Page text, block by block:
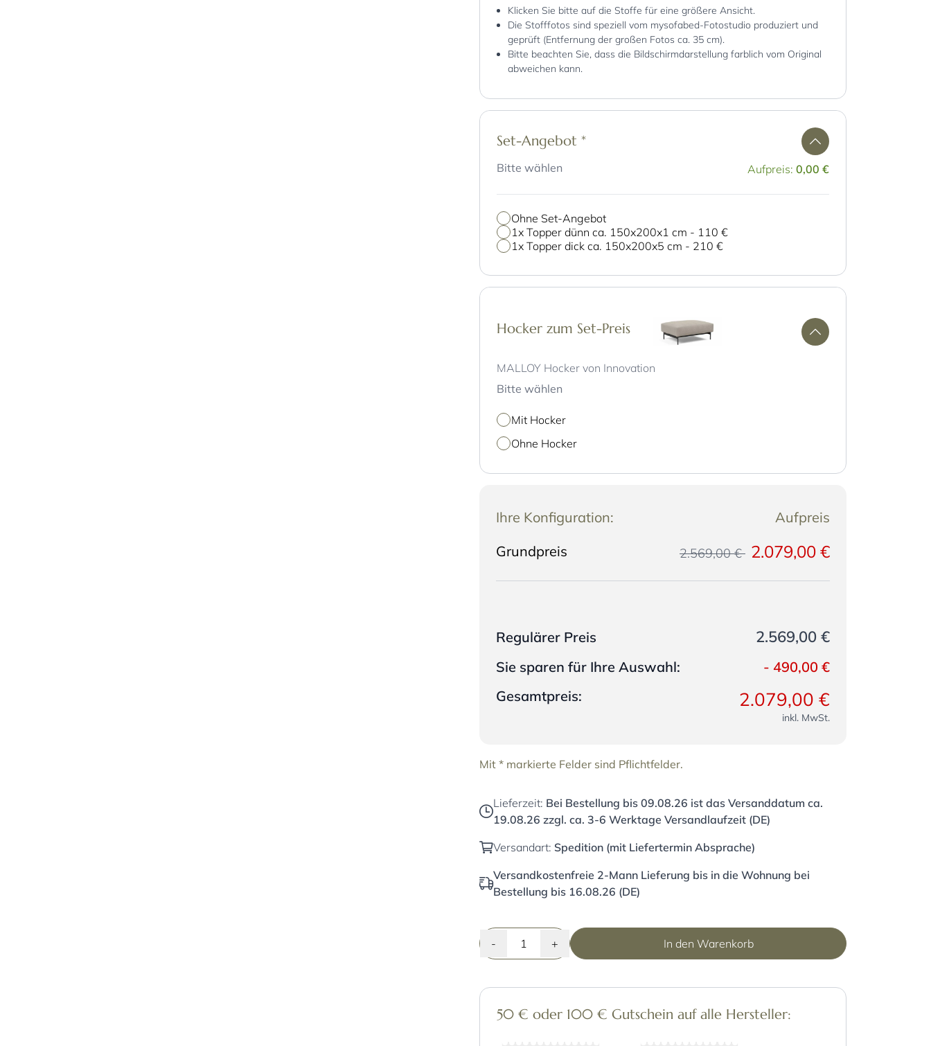
Klicken Sie bitte auf die Stoffe für eine größere Ansicht.
Die Stofffotos sind speziell vom mysofabed-Fotostudio produziert und
geprüft (Entfernung der großen Fotos ca. 35 cm).
Bitte beachten Sie, dass die Bildschirmdarstellung farblich vom Original
abweichen kann.
Set-Angebot *
Bitte wählen Aufpreis: 0,00 €
Ohne Set-Angebot
1x Topper dünn ca. 150x200x1 cm - 110 €
1x Topper dick ca. 150x200x5 cm - 210 €
Hocker zum Set-Preis
MALLOY Hocker von Innovation
Bitte wählen
Mit Hocker
Ohne Hocker
Ihre Konfiguration:
Aufpreis
Grundpreis
2.569,00 € 2.079,00 €
Regulärer Preis 2.569,00 €
Sie sparen für Ihre Auswahl: - 490,00 €
Gesamtpreis:
2.079,00 €
inkl. MwSt.
Mit * markierte Felder sind Pflichtfelder.
Lieferzeit: Bei Bestellung bis 09.08.26 ist das Versanddatum ca.
19.08.26 zzgl. ca. 3-6 Werktage Versandlaufzeit (DE)
Versandart: Spedition (mit Liefertermin Absprache)
Versandkostenfreie 2-Mann Lieferung bis in die Wohnung bei
Bestellung bis 16.08.26 (DE)
- + In den Warenkorb
50 € oder 100 € Gutschein auf alle Hersteller: